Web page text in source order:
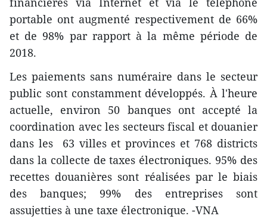
portable ont augmenté respectivement de 66%
et de 98% par rapport à la même période de
2018.
Les paiements sans numéraire dans le secteur
public sont constamment développés. À l'heure
actuelle, environ 50 banques ont accepté la
coordination avec les secteurs fiscal et douanier
dans les 63 villes et provinces et 768 districts
dans la collecte de taxes électroniques. 95% des
recettes douanières sont réalisées par le biais
des banques; 99% des entreprises sont
assujetties à une taxe électronique. -VNA